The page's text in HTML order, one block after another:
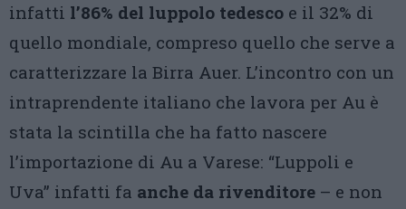
infatti l’86% del luppolo tedesco e il 32% di
quello mondiale, compreso quello che serve a
caratterizzare la Birra Auer. L’incontro con un
intraprendente italiano che lavora per Au è
stata la scintilla che ha fatto nascere
l’importazione di Au a Varese: “Luppoli e
Uva” infatti fa anche da rivenditore – e non